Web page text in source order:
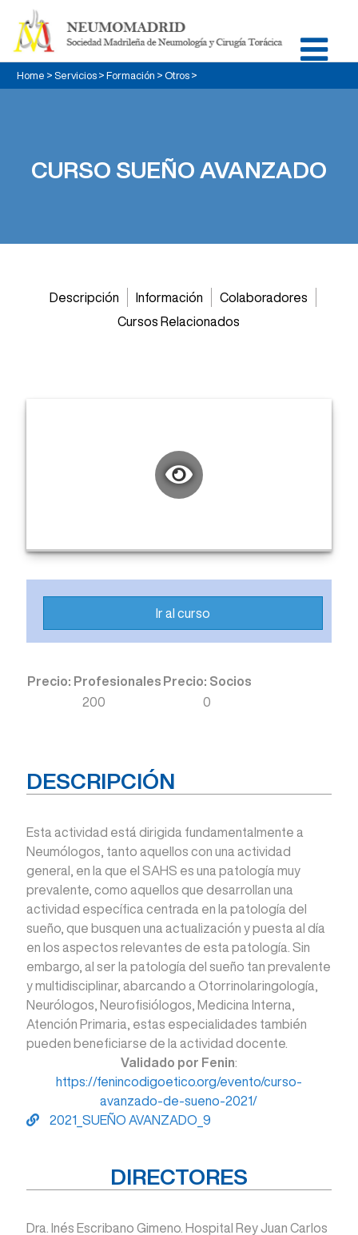
Home > Servicios> Formación > Otros>
CURSO SUEÑO AVANZADO
Descripción Información
Colaboradores
Cursos Relacionados
DESCRIPCIÓN
Esta actividad está dirigida fundamentalmente a
Neumólogos, tanto aquellos con una actividad
general, en la que el SAHS es una patología muy
prevalente, como aquellos que desarrollan una
actividad específica centrada en la patología del
sueño, que busquen una actualización y puesta al día
en los aspectos relevantes de esta patología. Sin
embargo, al ser la patología del sueño tan prevalente
y multidisciplinar, abarcando a Otorrinolaringología,
Neurólogos, Neurofisiólogos, Medicina Interna,
Atención Primaria, estas especialidades también
pueden beneficiarse de la actividad docente.
Validado por Fenin:
https://fenincodigoetico.org/evento/curso-
avanzado-de-sueno-2021/
2021_SUEÑO AVANZADO_9
DIRECTORES
Dra. Inés Escribano Gimeno. Hospital Rey Juan Carlos
Ir al curso
Precio: Profesionales Precio: Socios
200
0